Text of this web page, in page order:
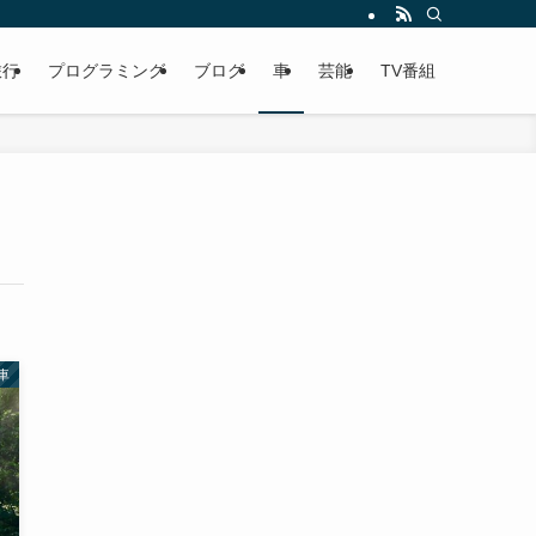
プログラミング ブログ 車 芸能 TV番組